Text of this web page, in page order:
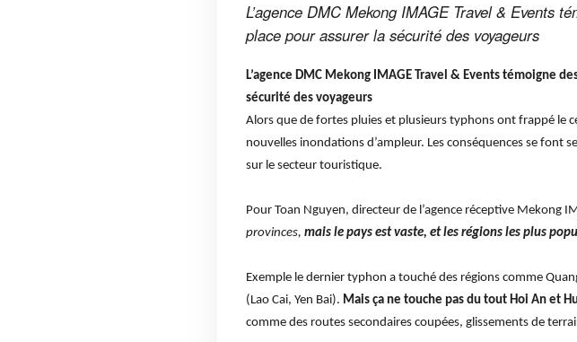
L’agence DMC Mekong IMAGE Travel & Events
place pour assurer la sécurité des voyageurs
L’agence DMC Mekong IMAGE Travel & Events témoigne
sécurité des voyageurs
Alors que de fortes pluies et plusieurs typhons ont frappé le
nouvelles inondations d’ampleur. Les conséquences se
sur le secteur touristique.
Pour Toan Nguyen, directeur de l’agence réceptive Mekong
provinces, mais le pays est vaste, et les régions les plus
Exemple le dernier typhon a touché des régions comme
(Lao Cai, Yen Bai). Mais ça ne touche pas du tout Hoi An et
comme des routes secondaires coupées, glissements de